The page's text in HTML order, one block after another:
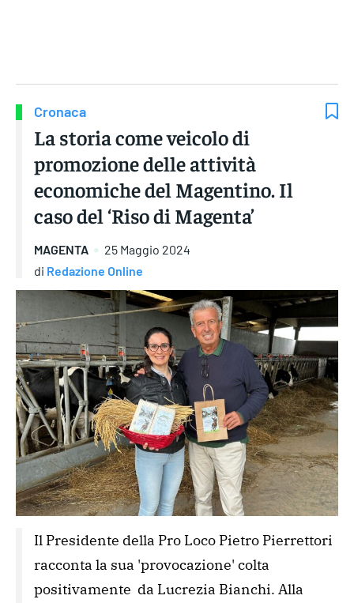
Cronaca
La storia come veicolo di
promozione delle attività
economiche del Magentino. Il
caso del ‘Riso di Magenta’
MAGENTA
25 Maggio 2024
di Redazione Online
Il Presidente della Pro Loco Pietro Pierrettori
racconta la sua 'provocazione' colta
positivamente  da Lucrezia Bianchi. Alla